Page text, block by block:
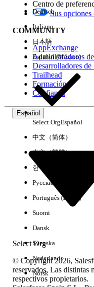
Edición
Experiencia
No
Centro de
Sus
COMMUNITY
AppExchange
Administradores
Desarrolladores de
Trailhead
Formación
Confianza
Español
Select Org
Deutsch
Italiano
日本語
Español (México)
Select OrgEspañol
中文（简体）
中文（繁體）
한국어
Русский
Português (Brasil)
Suomi
Dansk
Svenska
Nederlands
Norsk
© Copyright 2026,
reservados. Las distintas
respectivos propietarios.